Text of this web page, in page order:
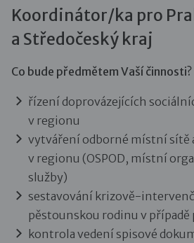
Koordinátor/ka pro
a Středočeský kraj
Co bude předmětem Vaší činnosti?
řízení doprovázejících
v regionu
vytváření odborné místní sítě
v regionu (OSPOD, místní
služby)
sestavování krizově-
pěstounskou rodinu v případě
kontrola vedení spisové